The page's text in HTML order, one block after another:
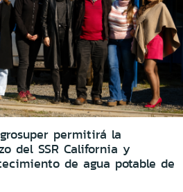
permitirá la
del SSR California y
de agua potable de